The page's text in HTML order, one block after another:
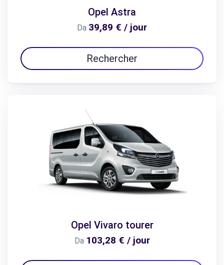
Opel Astra
Da 39,89 € / jour
Rechercher
Opel Vivaro tourer
Da 103,28 € / jour